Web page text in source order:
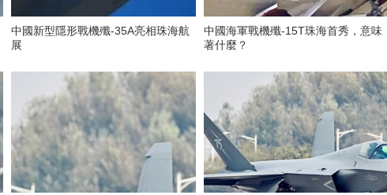
中國新型隱形戰機殲-35A亮相珠海航
展
中國海軍戰機殲-15T珠海首秀，意味
著什麼？